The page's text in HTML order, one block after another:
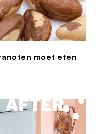
moet eten